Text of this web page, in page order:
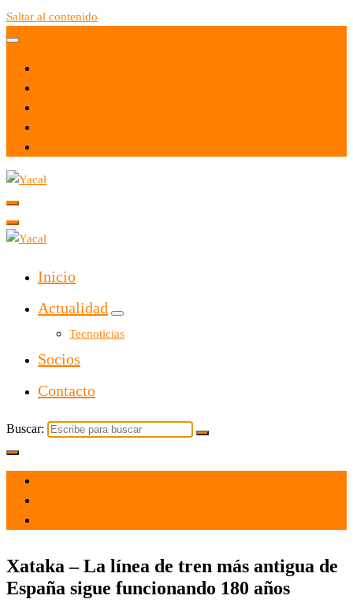
Saltar al contenido
Yacal micro hosting
Inicio
Actualidad
Tecnoticias
Socios
Contacto
Buscar:
Xataka – La línea de tren más antigua de
España sigue funcionando 180 años